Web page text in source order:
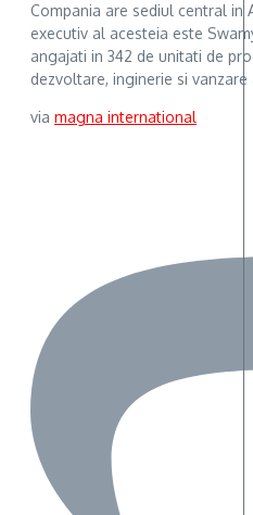
Compania are sediul central in
executiv al acesteia este
angajati in 342 de unitati de
dezvoltare, inginerie si
via magna international